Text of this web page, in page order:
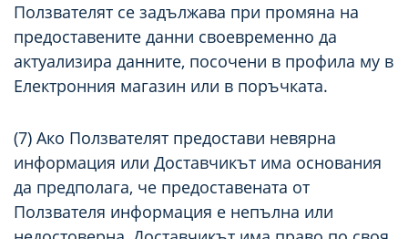
Ползвателят се задължава при промяна на
предоставените данни своевременно да
актуализира данните, посочени в профила му в
Електронния магазин или в поръчката.
(7) Ако Ползвателят предостави невярна
информация или Доставчикът има основания
да предполага, че предоставената от
Ползвателя информация е непълна или